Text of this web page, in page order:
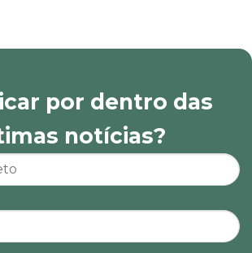
por dentro das
notícias?